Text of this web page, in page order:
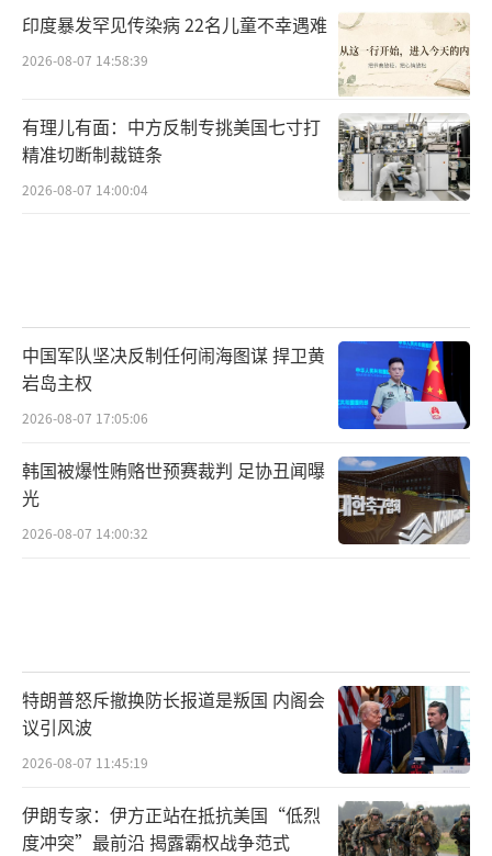
印度暴发罕见传染病 22名儿童不幸遇难
2026-08-07 14:58:39
有理儿有面：中方反制专挑美国七寸打
精准切断制裁链条
2026-08-07 14:00:04
中国军队坚决反制任何闹海图谋 捍卫黄
岩岛主权
2026-08-07 17:05:06
韩国被爆性贿赂世预赛裁判 足协丑闻曝
光
2026-08-07 14:00:32
特朗普怒斥撤换防长报道是叛国 内阁会
议引风波
2026-08-07 11:45:19
伊朗专家：伊方正站在抵抗美国“低烈
度冲突”最前沿 揭露霸权战争范式